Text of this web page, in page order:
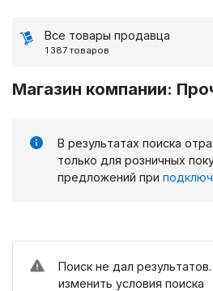
Все товары продавца
1 387 товаров
Магазин компании:
В результатах поиска
только для розничных
предложений при
Поиск не дал
изменить условия поиска